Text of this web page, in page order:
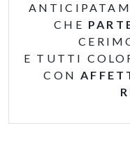
CHE
E TUTTI
CON